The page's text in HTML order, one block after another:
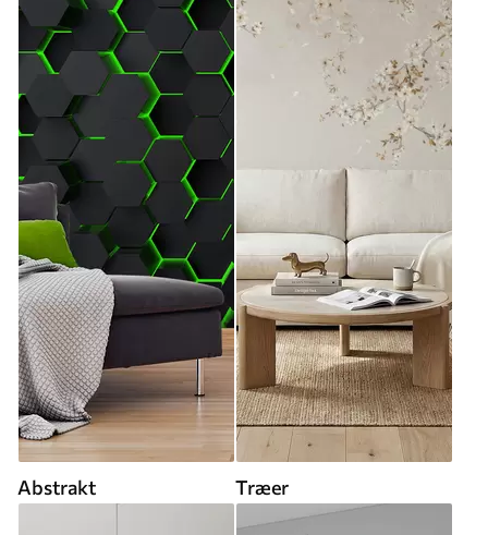
Abstrakt Træer